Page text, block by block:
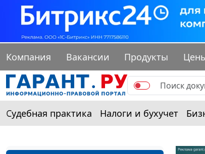
Компания Вакансии Продукты
Судебная практика Налоги и бухучет